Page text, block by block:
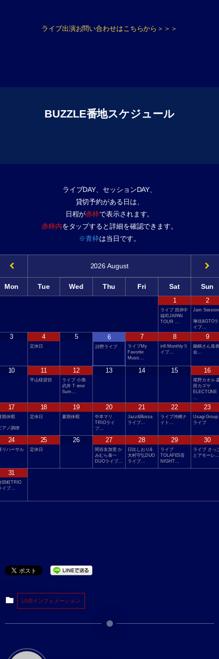
ライブ出演お問い合わせはこちらから＞＞＞
BUZZLE番地スケジュール
ライブDAY、セッションDAY、
貸切予約がある日は、
日程が赤枠で表示されます。
赤枠内をタップすると詳細を確認できます。
※青枠は当日です。
2026 August
Mon Tue Wed Thu Fri Sat Sun
1
ライブ 田井中
福司JAPAN
TOUR …
2
Jam Session
琳佳&GTOラ
イブ…
3 4
定休日
5 6
詩野ライブ
7
ライブMy
Favorite
Music…
8
irifi Monthlyラ
イブ…
9
鋤柄さん発表
会…
10 11
平山様貸切
12
ライブ 小濱-
武井 T enor
Sum…
13 14 15 16
尾野カオル
田カズヤ
ELECTONE
17
期休暇
アノ調律
18
定休日
19
夏期休暇
20
中本マリ
TRIOライ
ブ…
21
Jazz&Bossa
ライブ…
22
ライブ沖縄ナ
イト…
23
Usagi Group
ライブ
24
リハーサル
25
定休日
26 27
関谷友加里 か
みむら泰一
DUOライブ…
28
日比しおり&
大村守弘DUO
ライブ…
29
ライブ
TOLAFES音
NIGHT…
30
ライブ さっ
とアモーレ…
31
田町TRIO
イブ…
LIVEインフォメーション